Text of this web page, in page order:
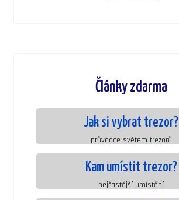
Články zdarma
Jak si vybrat trezor?
průvodce světem trezorů
Kam umístit trezor?
nejčastější umístění